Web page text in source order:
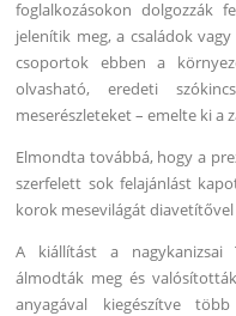
foglalkozásokon dolgozzák
jelenítik meg, a családok
csoportok ebben a
olvasható, eredeti
meserészleteket – emelte ki a
Elmondta továbbá, hogy a
szerfelett sok felajánlást
korok mesevilágát diavetítővel
A kiállítást a nagykanizsai
álmodták meg és
anyagával kiegészítve